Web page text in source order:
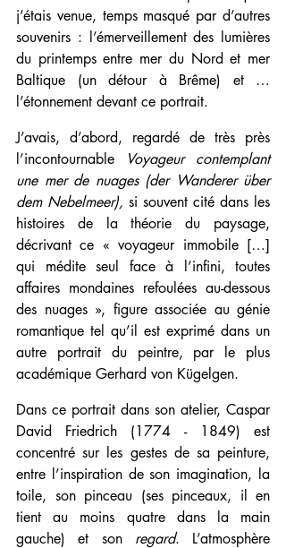
j’étais venue, temps masqué par d’autres
souvenirs : l’émerveillement des lumières
du printemps entre mer du Nord et mer
Baltique (un détour à Brême) et …
l’étonnement devant ce portrait.
J’avais, d’abord, regardé de très près
l’incontournable
Voyageur contemplant
une mer de nuages (der Wanderer über
dem Nebelmeer), si souvent cité dans les
histoires de la théorie du paysage,
décrivant ce « voyageur immobile […]
qui médite seul face à l’infini, toutes
affaires mondaines refoulées au-dessous
des nuages », figure associée au génie
romantique tel qu’il est exprimé dans un
autre portrait du peintre, par le plus
académique Gerhard von Kügelgen.
Dans ce portrait dans son atelier, Caspar
David Friedrich (1774 - 1849) est
concentré sur les gestes de sa peinture,
entre l’inspiration de son imagination, la
toile, son pinceau (ses pinceaux, il en
tient au moins quatre dans la main
gauche) et son regard. L’atmosphère